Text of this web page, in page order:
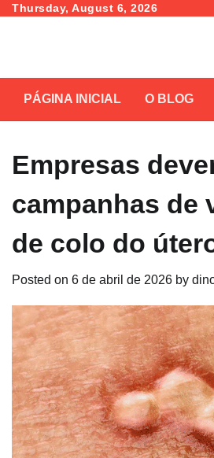
SkipThursday, August 6, 2026
PÁGINA INICIAL O BLOG
Empresas
campanhas de
de colo do
Posted on 6 de abril de 2026 by